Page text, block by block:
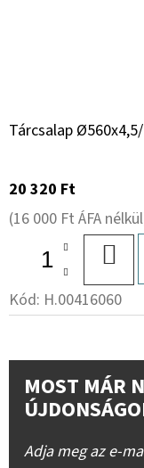
Tárcsalap
20 320 Ft
(16 000 Ft ÁFA
Kód: H.00416060
MOST MÁR
Adja meg az e-